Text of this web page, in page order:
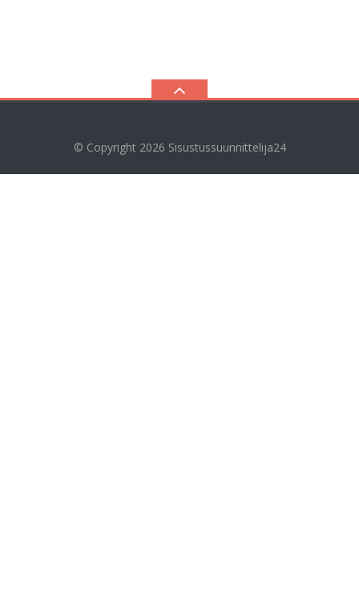
© Copyright 2026 Sisustussuunnittelija24